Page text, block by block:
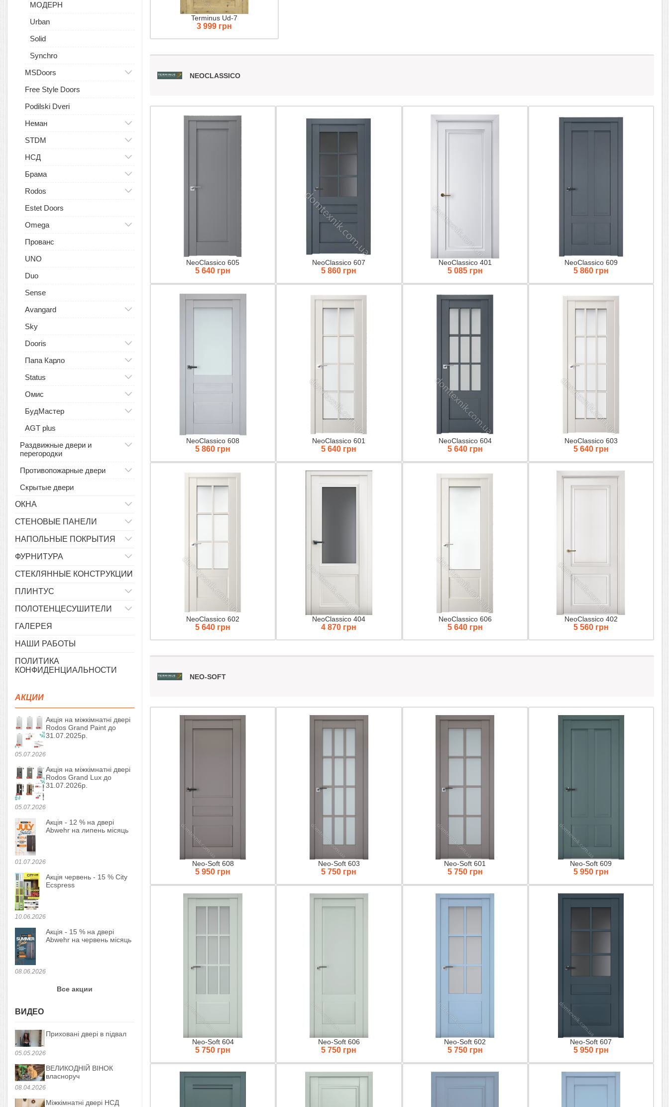
МОДЕРН
Urban
Solid
Synchro
MSDoors
Free Style Doors
Podilski Dveri
Неман
STDM
НСД
Брама
Rodos
Estet Doors
Omega
Прованс
UNO
Duo
Sense
Avangard
Sky
Dooris
Папа Карло
Status
Омис
БудМастер
AGT plus
Раздвижные двери и
перегородки
Противопожарные двери
Скрытые двери
ОКНА
СТЕНОВЫЕ ПАНЕЛИ
НАПОЛЬНЫЕ ПОКРЫТИЯ
ФУРНИТУРА
СТЕКЛЯННЫЕ КОНСТРУКЦИИ
ПЛИНТУС
ПОЛОТЕНЦЕСУШИТЕЛИ
ГАЛЕРЕЯ
НАШИ РАБОТЫ
ПОЛИТИКА
КОНФИДЕНЦИАЛЬНОСТИ
АКЦИИ
05.07.2026
Акція на міжкімнатні двері
Rodos Grand Paint до
31.07.2025р.
05.07.2026
Акція на міжкімнатні двері
Rodos Grand Lux до
31.07.2026р.
01.07.2026
Акція - 12 % на двері
Abwehr на липень місяць
10.06.2026
Акція червень - 15 % City
Ecspress
08.06.2026
Акція - 15 % на двері
Abwehr на червень місяць
Все акции
ВИДЕО
05.05.2026
Приховані двері в підвал
08.04.2026
ВЕЛИКОДНІЙ ВІНОК
власноруч
Міжкімнатні двері НСД
Terminus Ud-7
3 999 грн
NEOCLASSICO
NeoClassico 605
5 640 грн
NeoClassico 607
5 860 грн
NeoClassico 401
5 085 грн
NeoClassico 609
5 860 грн
NeoClassico 608
5 860 грн
NeoClassico 601
5 640 грн
NeoClassico 604
5 640 грн
NeoClassico 603
5 640 грн
NeoClassico 602
5 640 грн
NeoClassico 404
4 870 грн
NeoClassico 606
5 640 грн
NeoClassico 402
5 560 грн
NEO-SOFT
Neo-Soft 608
5 950 грн
Neo-Soft 603
5 750 грн
Neo-Soft 601
5 750 грн
Neo-Soft 609
5 950 грн
Neo-Soft 604
5 750 грн
Neo-Soft 606
5 750 грн
Neo-Soft 602
5 750 грн
Neo-Soft 607
5 950 грн